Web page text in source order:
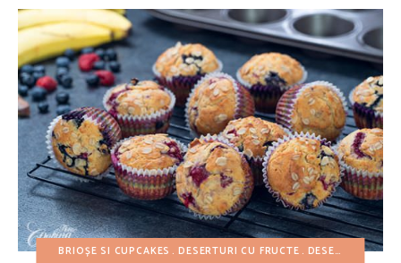
BRIOȘE SI CUPCAKES DESERTURI CU FRUCTE DESERTURI UȘOARE